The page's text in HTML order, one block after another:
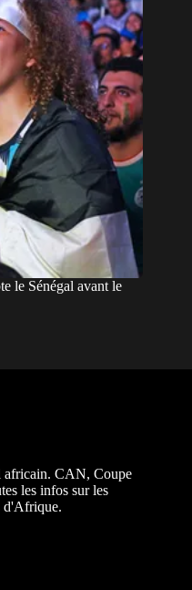
le Sénégal avant le
africain. CAN, Coupe
les infos sur les
d'Afrique.